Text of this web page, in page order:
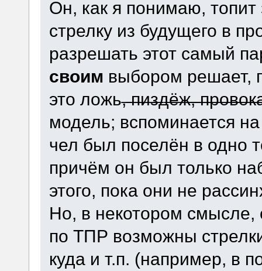
Он, как я понимаю, топит
стрелку из будущего в
разрешать этот самый
своим выбором решает,
это ложь,̶ ̶п̶и̶з̶д̶ё̶ж̶,̶
модель; вспоминается
чел был поселён в одно
причём он был только
этого, пока они не
Но, в некотором смысле,
по ТПР возможны
куда и т.п. (например, в